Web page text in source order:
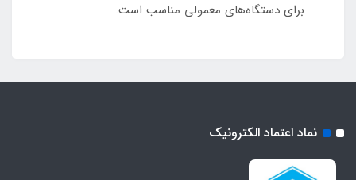
برای دستگاه‌های معمولی مناسب است.
نماد اعتماد الکترونیک